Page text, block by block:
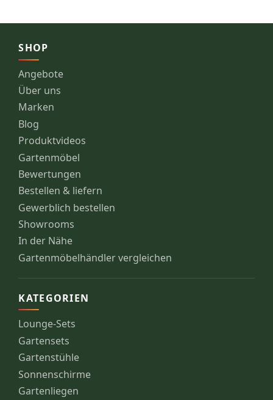
SHOP
Angebote
Über uns
Marken
Blog
Produktvideos
Gartenmöbel
Bewertungen
Bestellen & liefern
Gewerblich bestellen
Showrooms
In der Nähe
Gartenmöbelhändler vergleichen
KATEGORIEN
Lounge-Sets
Gartensets
Gartenstühle
Sonnenschirme
Gartenliegen